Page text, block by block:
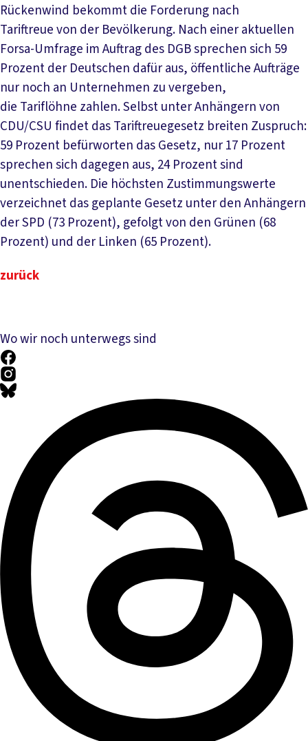
Rückenwind bekommt die Forderung nach
Tariftreue von der Bevölkerung. Nach einer aktuellen
Forsa-Umfrage im Auftrag des DGB sprechen sich 59
Prozent der Deutschen dafür aus, öffentliche Aufträge
nur noch an Unternehmen zu vergeben,
die Tariflöhne zahlen. Selbst unter Anhängern von
CDU/CSU findet das Tariftreuegesetz breiten Zuspruch:
59 Prozent befürworten das Gesetz, nur 17 Prozent
sprechen sich dagegen aus, 24 Prozent sind
unentschieden. Die höchsten Zustimmungswerte
verzeichnet das geplante Gesetz unter den Anhängern
der SPD (73 Prozent), gefolgt von den Grünen (68
Prozent) und der Linken (65 Prozent).
zurück
Wo wir noch unterwegs sind